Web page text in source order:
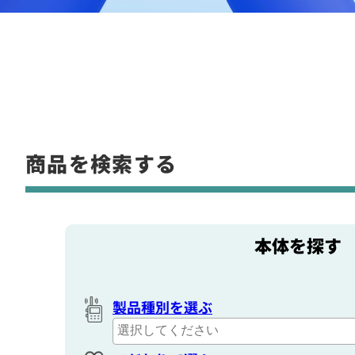
商品を検索する
本体を探す
製品種別を選ぶ